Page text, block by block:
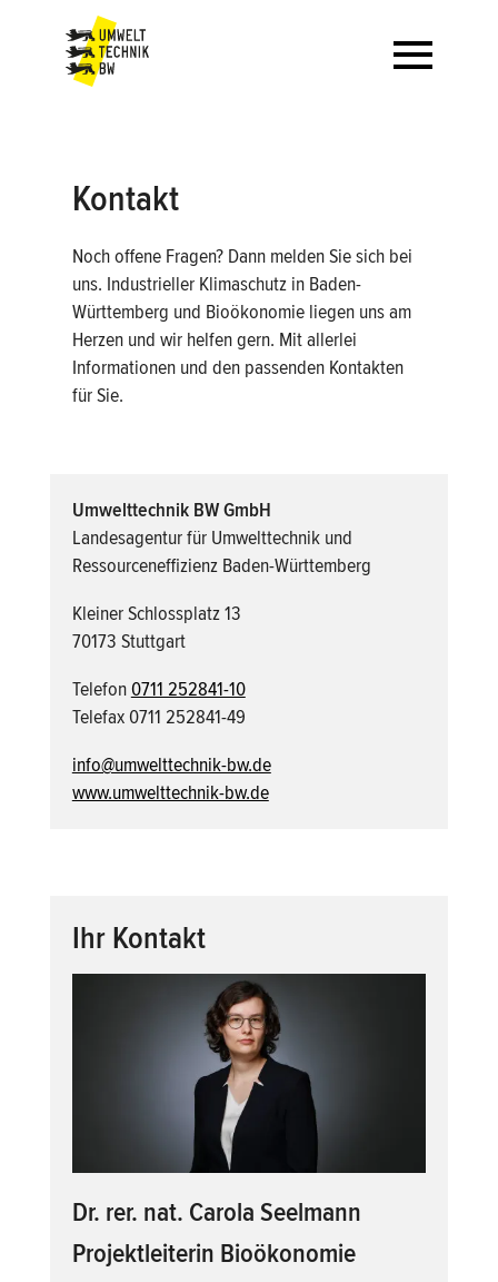
FAQ
KONTAKT
Login
Kontakt
Noch offene Fragen? Dann melden Sie sich bei
uns. Industrieller Klimaschutz in Baden-
Württemberg und Bioökonomie liegen uns am
Herzen und wir helfen gern. Mit allerlei
Informationen und den passenden Kontakten
für Sie.
Umwelttechnik BW GmbH
Landesagentur für Umwelttechnik und
Ressourceneffizienz Baden-Württemberg
Kleiner Schlossplatz 13
70173 Stuttgart
Telefon0711 252841-10
Telefax 0711 252841-49
info@umwelttechnik-bw.de
www.umwelttechnik-bw.de
Ihr Kontakt
Dr. rer. nat. Carola Seelmann
Projektleiterin Bioökonomie